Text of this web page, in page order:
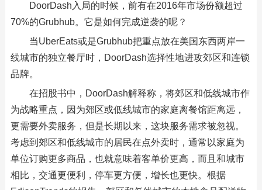
DoorDash入局的时候，前有在2016年市场份额超过
70%的Grubhub。它是如何完成逆袭的呢？
当UberEats或是Grubhub把重点放在美国东西两岸一
线城市的独立餐厅时，DoorDash选择性地进攻郊区和连锁
品牌。
在招股书中，DoorDash解释称，将郊区和低线城市作
为战略重点，因为郊区或低线城市的家庭离餐馆距离远，
更需要外卖服务，但是长期以来，这块服务需求被忽视。
考虑到郊区和低线城市的居民在点外卖时，通常以家庭为
单位订购更多商品，也就意味着客单价更高，而且和城市
相比，交通更便利，停车更方便，增长也更快。根据